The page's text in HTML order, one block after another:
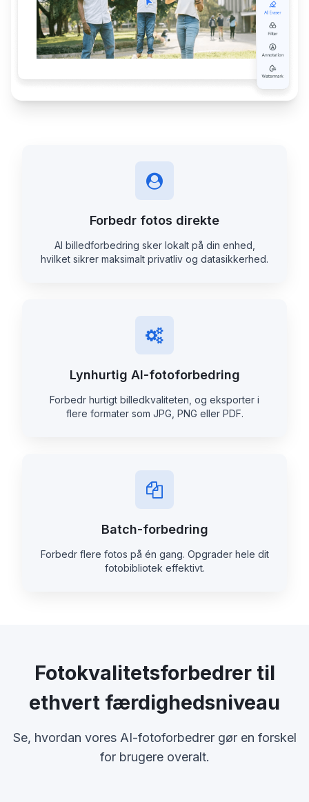
Forbedr fotos direkte
Al billedforbedring sker lokalt på din enhed,
hvilket sikrer maksimalt privatliv og datasikkerhed.
Lynhurtig AI-fotoforbedring
Forbedr hurtigt billedkvaliteten, og eksporter i
flere formater som JPG, PNG eller PDF.
Batch-forbedring
Forbedr flere fotos på én gang. Opgrader hele dit
fotobibliotek effektivt.
Fotokvalitetsforbedrer til
ethvert færdighedsniveau
Se, hvordan vores AI-fotoforbedrer gør en forskel
for brugere overalt.